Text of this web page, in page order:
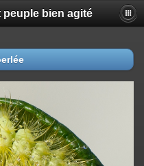
peuple bien agité